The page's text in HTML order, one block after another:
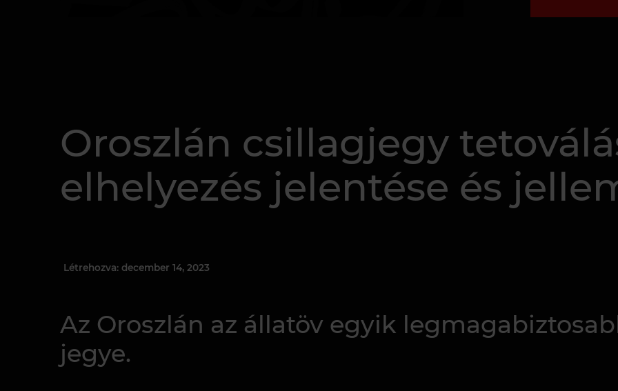
Oroszlán csillagjegy
elhelyezés jelentése és
Létrehozva: december 14, 2023
Az Oroszlán az állatöv egyik
jegye.